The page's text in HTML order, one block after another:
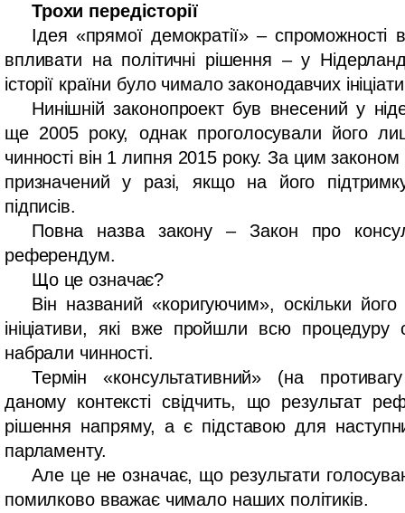
Трохи передісторії
Ідея «прямої демократії» – спроможності
впливати на політичні рішення – у
історії країни було чимало законодавчих
Нинішній законопроект був внесений у
ще 2005 року, однак проголосували його
чинності він 1 липня 2015 року. За цим
призначений у разі, якщо на його
підписів.
Повна назва закону – Закон про
референдум.
Що це означає?
Він названий «коригуючим», оскільки його
ініціативи, які вже пройшли всю
набрали чинності.
Термін «консультативний» (на
даному контексті свідчить, що результат
рішення напряму, а є підставою для
парламенту.
Але це не означає, що результати
помилково вважає чимало наших політиків.